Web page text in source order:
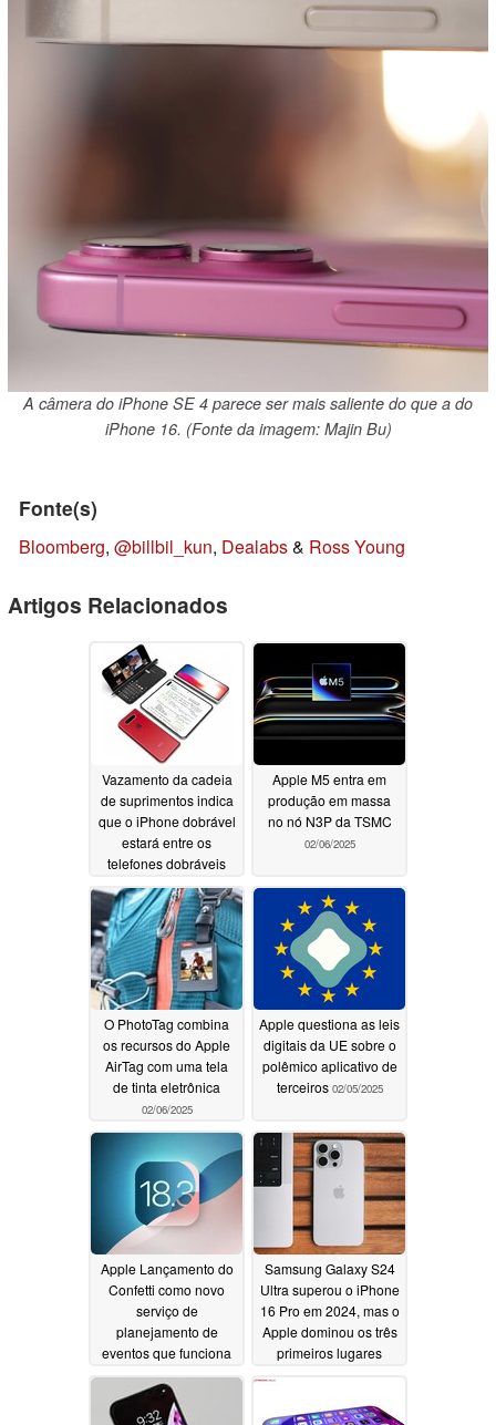
A câmera do iPhone SE 4 parece ser mais saliente do que a do
iPhone 16. (Fonte da imagem: Majin Bu)
Fonte(s)
Bloomberg, @billbil_kun, Dealabs& Ross Young
Artigos Relacionados
Vazamento da cadeia
de suprimentos indica
que o iPhone dobrável
estará entre os
telefones dobráveis
mais finos, as
especificações incluem
tela de 12,2 polegadas
e configuração de
câmera dupla02/06/2025
Apple M5 entra em
produção em massa
no nó N3P da TSMC
02/06/2025
O PhotoTag combina
os recursos do Apple
AirTag com uma tela
de tinta eletrônica
02/06/2025
Apple questiona as leis
digitais da UE sobre o
polêmico aplicativo de
terceiros 02/05/2025
Apple Lançamento do
Confetti como novo
serviço de
planejamento de
eventos que funciona
via iCloud02/03/2025
Samsung Galaxy S24
Ultra superou o iPhone
16 Pro em 2024, mas o
Apple dominou os três
primeiros lugares